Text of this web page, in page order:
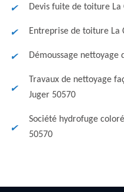
Devis fuite de toiture La
Entreprise de toiture La
Démoussage nettoyage
Travaux de nettoyage
Juger 50570
Société hydrofuge
50570